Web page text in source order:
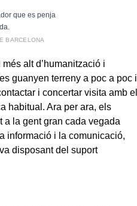
que es penja
BARCELONA
alt d’humanització i
guanyen terreny a poc a poc i
i concertar visita amb el
habitual. Ara per ara, els
a la gent gran cada vegada
informació i la comunicació,
disposant del suport